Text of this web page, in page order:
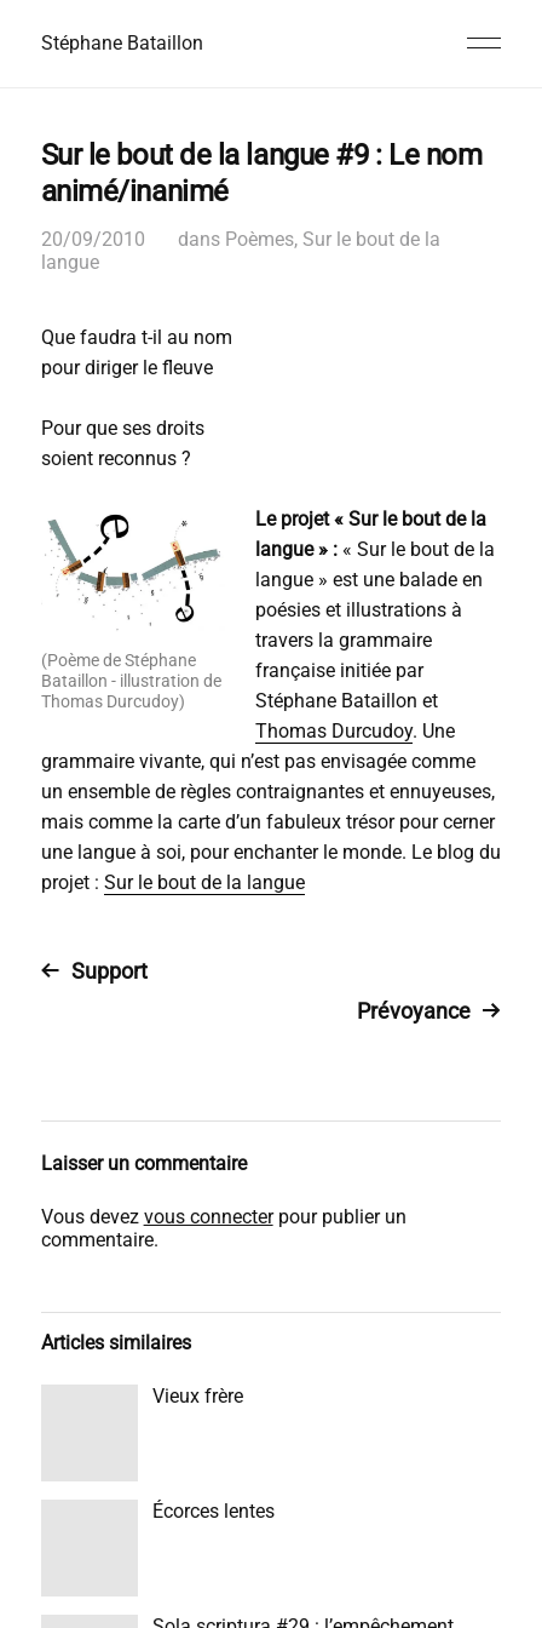
Stéphane Bataillon
Sur le bout de la langue #9 : Le nom
animé/inanimé
20/09/2010 dans Poèmes, Sur le bout de la
langue
Que faudra t-il au nom
pour diriger le fleuve
Pour que ses droits
soient reconnus ?
(Poème de Stéphane
Bataillon - illustration de
Thomas Durcudoy)
Le projet « Sur le bout de la
langue »: « Sur le bout de la
langue » est une balade en
poésies et illustrations à
travers la grammaire
française initiée par
Stéphane Bataillon et
Thomas Durcudoy. Une
grammaire vivante, qui n’est pas envisagée comme
un ensemble de règles contraignantes et ennuyeuses,
mais comme la carte d’un fabuleux trésor pour cerner
une langue à soi, pour enchanter le monde. Le blog du
projet : Sur le bout de la langue
Support
Prévoyance
Laisser un commentaire
Vous devez vous connecterpour publier un
commentaire.
Articles similaires
Vieux frère
Écorces lentes